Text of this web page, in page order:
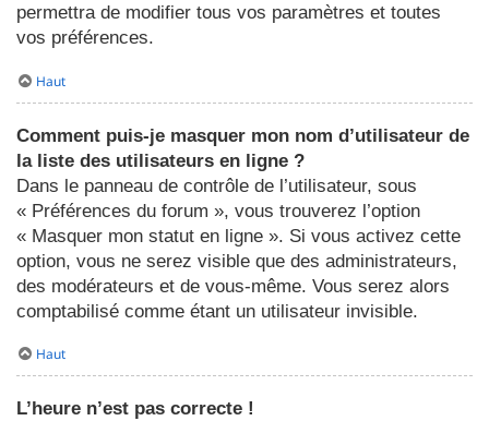
permettra de modifier tous vos paramètres et toutes
vos préférences.
Haut
Comment puis-je masquer mon nom d’utilisateur de
la liste des utilisateurs en ligne ?
Dans le panneau de contrôle de l’utilisateur, sous
« Préférences du forum », vous trouverez l’option
« Masquer mon statut en ligne ». Si vous activez cette
option, vous ne serez visible que des administrateurs,
des modérateurs et de vous-même. Vous serez alors
comptabilisé comme étant un utilisateur invisible.
Haut
L’heure n’est pas correcte !